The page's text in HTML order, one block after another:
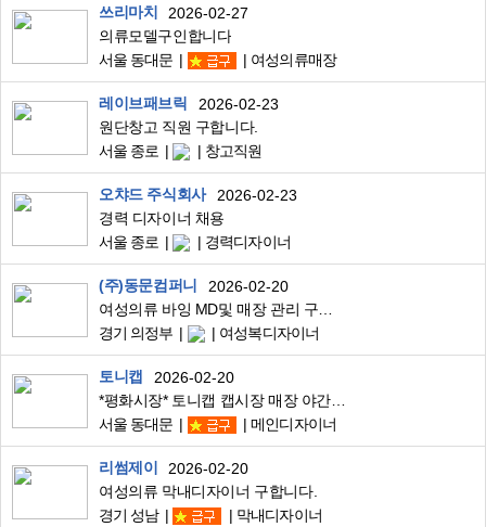
쓰리마치
2026-02-27
의류모델구인합니다
서울 동대문
여성의류매장
레이브패브릭
2026-02-23
원단창고 직원 구합니다.
서울 종로
창고직원
오챠드 주식회사
2026-02-23
경력 디자이너 채용
서울 종로
경력디자이너
(주)동문컴퍼니
2026-02-20
경기 의정부
여성복디자이너
토니캡
2026-02-20
서울 동대문
메인디자이너
리썸제이
2026-02-20
여성의류 막내디자이너 구합니다.
경기 성남
막내디자이너